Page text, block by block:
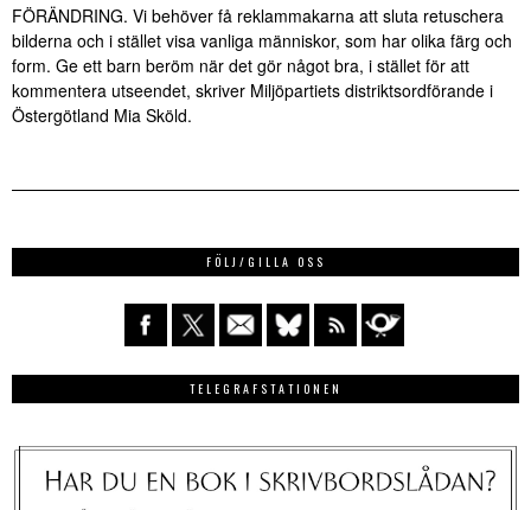
FÖRÄNDRING. Vi behöver få reklammakarna att sluta retuschera
bilderna och i stället visa vanliga människor, som har olika färg och
form. Ge ett barn beröm när det gör något bra, i stället för att
kommentera utseendet, skriver Miljöpartiets distriktsordförande i
Östergötland Mia Sköld.
FÖLJ/GILLA OSS
TELEGRAFSTATIONEN